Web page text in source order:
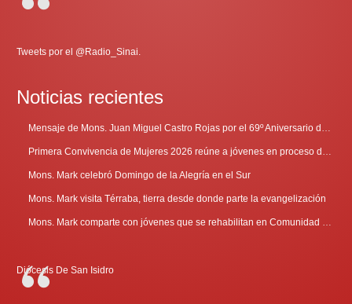
Tweets por el @Radio_Sinai.
Noticias recientes
Mons. Mark celebró Domingo de la Alegría en el Sur
Mons. Mark visita Térraba, tierra desde donde parte la evangelización
Diócesis De San Isidro